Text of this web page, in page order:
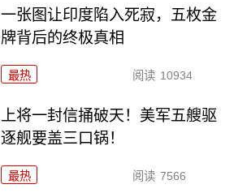
一张图让印度陷入死寂，五枚金
牌背后的终极真相
最热 阅读 10934
上将一封信捅破天！美军五艘驱
逐舰要盖三口锅！
最热 阅读 7566